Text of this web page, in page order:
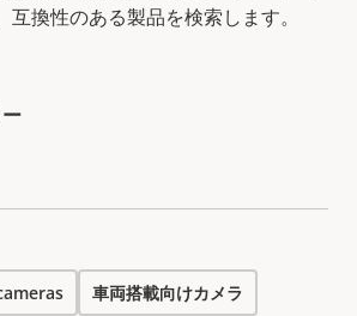
互換性のある製品を検索します。
車両搭載向けカメラ